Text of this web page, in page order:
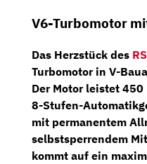
V6-Turbomotor
Das Herzstück des
Turbomotor in V-
Der Motor leistet 450
8-Stufen-
mit permanentem
selbstsperrendem
kommt auf ein